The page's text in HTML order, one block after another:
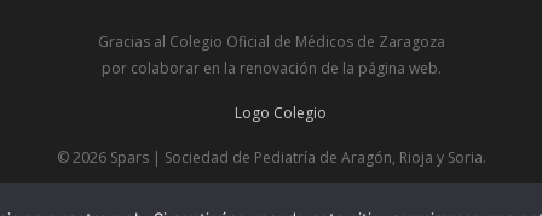
Gracias al Colegio Oficial de Médicos de Zaragoza
por colaborar en la renovación de la página web.
© 2026 Spars | Sociedad de Pediatría de Aragón, Rioja y Soria.